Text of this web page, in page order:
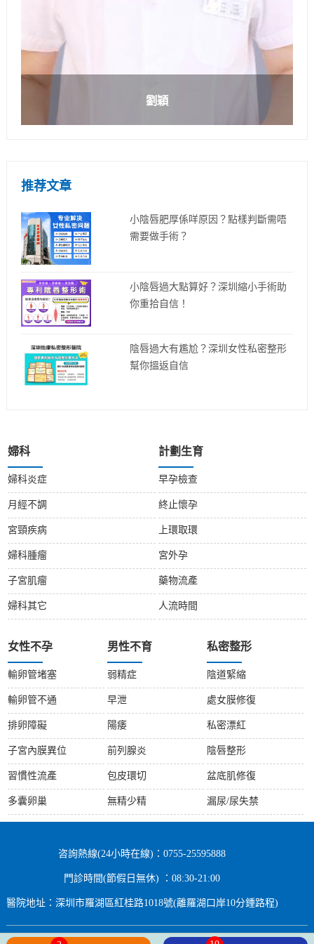
劉穎
推荐文章
小陰唇肥厚係咩原因？點樣判斷需唔
需要做手術？
小陰唇過大點算好？深圳縮小手術助
你重拾自信！
陰唇過大有尷尬？深圳女性私密整形
幫你搵返自信
婦科
婦科炎症
月經不調
宮頸疾病
婦科腫瘤
子宮肌瘤
婦科其它
計劃生育
早孕檢查
終止懷孕
上環取環
宮外孕
藥物流產
人流時間
女性不孕
輸卵管堵塞
輸卵管不通
排卵障礙
子宮內膜異位
習慣性流產
多囊卵巢
男性不育
弱精症
早泄
陽痿
前列腺炎
包皮環切
無精少精
私密整形
陰道緊縮
處女膜修復
私密漂紅
陰唇整形
盆底肌修復
漏尿/尿失禁
咨詢熱線(24小時在線)：0755-25595888
門診時間(節假日無休) ：08:30-21:00
醫院地址：深圳市羅湖區紅桂路1018號(離羅湖口岸10分鍾路程)